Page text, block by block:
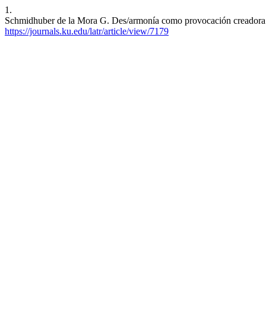
1.
Schmidhuber de la Mora G. Des/armonía como provocación
https://journals.ku.edu/latr/article/view/7179